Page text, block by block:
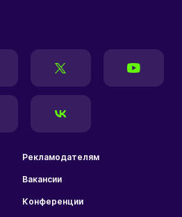
Рекламодателям
Вакансии
Конференции